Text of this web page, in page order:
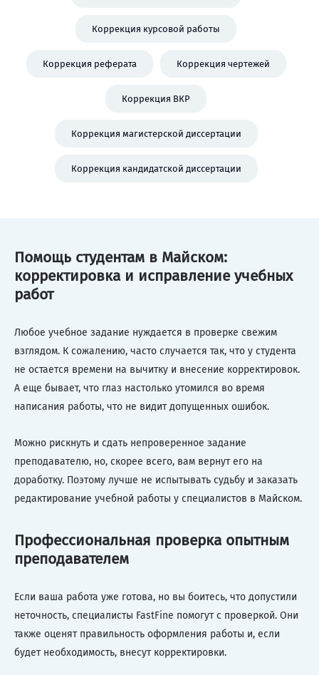
Коррекция курсовой работы
Коррекция реферата Коррекция чертежей
Коррекция ВКР
Коррекция магистерской диссертации
Коррекция кандидатской диссертации
Помощь студентам в Майском:
корректировка и исправление учебных
работ
Любое учебное задание нуждается в проверке свежим
взглядом. К сожалению, часто случается так, что у студента
не остается времени на вычитку и внесение корректировок.
А еще бывает, что глаз настолько утомился во время
написания работы, что не видит допущенных ошибок.
Можно рискнуть и сдать непроверенное задание
преподавателю, но, скорее всего, вам вернут его на
доработку. Поэтому лучше не испытывать судьбу и заказать
редактирование учебной работы у специалистов в Майском.
Профессиональная проверка опытным
преподавателем
Если ваша работа уже готова, но вы боитесь, что допустили
неточность, специалисты FastFine помогут с проверкой. Они
также оценят правильность оформления работы и, если
будет необходимость, внесут корректировки.